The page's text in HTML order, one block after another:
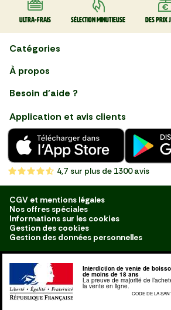
Ultra-frais Sélection minutieuse Des prix
Catégories
Faire ses courses en ligne
Nouveautés
Fruits
Légumes
Boucherie
Charcuterie
Poissonnerie
Fromagerie
Crèmerie
Traiteur
Boulangerie
À propos
et savoir-faire français en
choisissant notre service de
livraison de produits frais et
de qualité, livrés directement
chez vous. Une expérience
de courses en ligne pensée
pour vous.
Besoin d'aide ?
Application et avis clients
4,7 sur plus de 1300 avis
CGV et mentions légales
Nos offres spéciales
Informations sur les cookies
Gestion des cookies
Gestion des données personnelles
Interdiction de vente de
de moins de 18 ans
La preuve de majorité de
la vente en ligne.
CODE DE LA